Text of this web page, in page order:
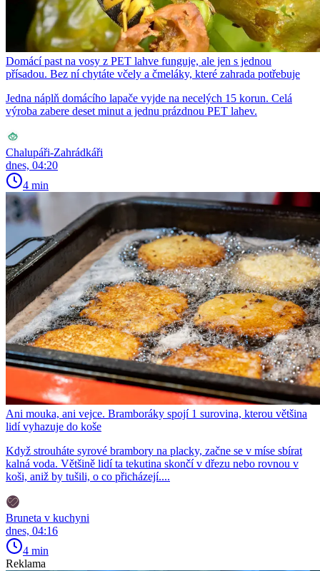
Domácí past na vosy z PET lahve funguje, ale jen s jednou
přísadou. Bez ní chytáte včely a čmeláky, které zahrada potřebuje
Jedna náplň domácího lapače vyjde na necelých 15 korun. Celá
výroba zabere deset minut a jednu prázdnou PET lahev.
Chalupáři-Zahrádkáři
dnes, 04:20
4 min
Ani mouka, ani vejce. Bramboráky spojí 1 surovina, kterou většina
lidí vyhazuje do koše
Když strouháte syrové brambory na placky, začne se v míse sbírat
kalná voda. Většině lidí ta tekutina skončí v dřezu nebo rovnou v
koši, aniž by tušili, o co přicházejí....
Bruneta v kuchyni
dnes, 04:16
4 min
Reklama